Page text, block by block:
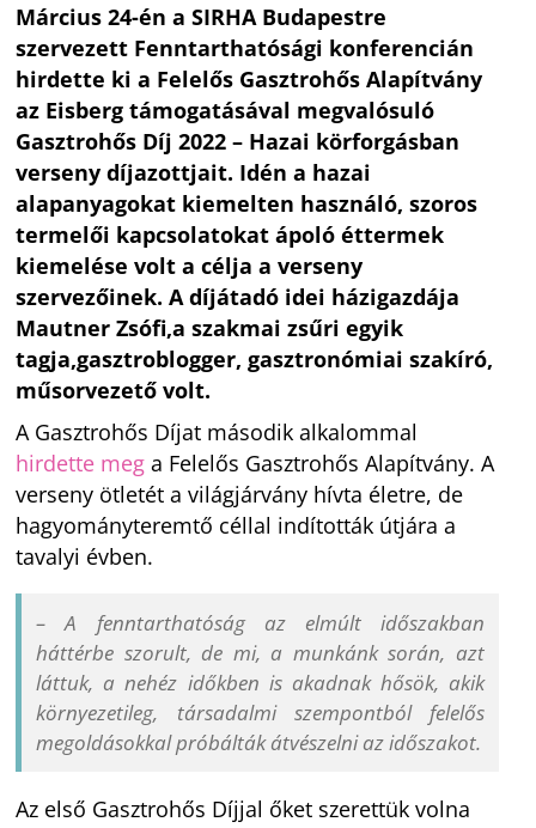
Március 24-én a SIRHA Budapestre
szervezett Fenntarthatósági konferencián
hirdette ki a Felelős Gasztrohős Alapítvány
az Eisberg támogatásával megvalósuló
Gasztrohős Díj 2022 – Hazai körforgásban
verseny díjazottjait. Idén a hazai
alapanyagokat kiemelten használó, szoros
termelői kapcsolatokat ápoló éttermek
kiemelése volt a célja a verseny
szervezőinek. A díjátadó idei házigazdája
Mautner Zsófi,a szakmai zsűri egyik
tagja,gasztroblogger, gasztronómiai szakíró,
műsorvezető volt.
A Gasztrohős Díjat második alkalommal
hirdette meg a Felelős Gasztrohős Alapítvány. A
verseny ötletét a világjárvány hívta életre, de
hagyományteremtő céllal indították útjára a
tavalyi évben.
– A fenntarthatóság az elmúlt időszakban
háttérbe szorult, de mi, a munkánk során, azt
láttuk, a nehéz időkben is akadnak hősök, akik
környezetileg, társadalmi szempontból felelős
megoldásokkal próbálták átvészelni az időszakot.
Az első Gasztrohős Díjjal őket szerettük volna